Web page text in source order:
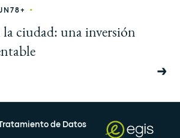
•
ciudad: una inversión
de Datos